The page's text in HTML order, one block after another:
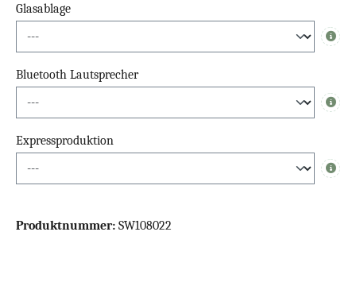
Glasablage
Info
Bluetooth Lautsprecher
Info
Expressproduktion
Info
Produktnummer: SW108022